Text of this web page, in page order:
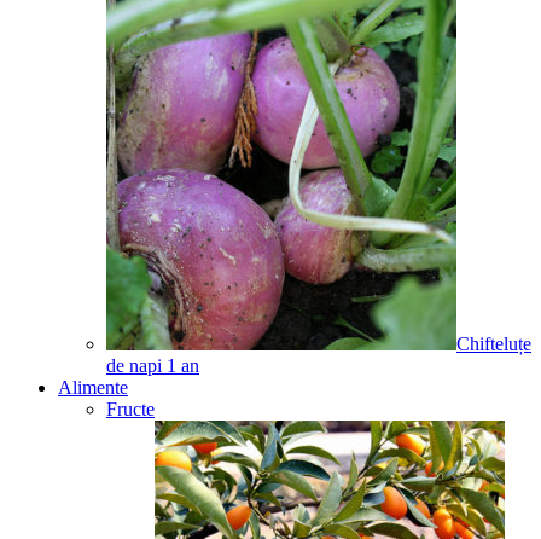
Chifteluțe
de napi 1 an
Alimente
Fructe